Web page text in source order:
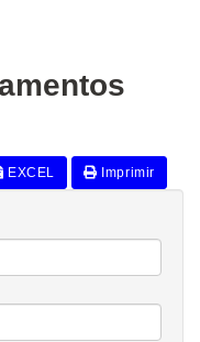
EXCEL Imprimir